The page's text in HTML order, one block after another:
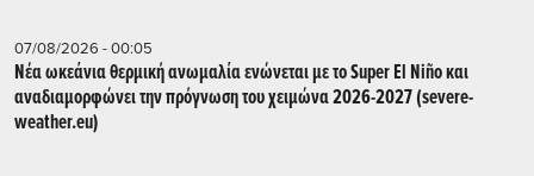
07/08/2026 - 00:05
Νέα ωκεάνια θερμική ανωμαλία ενώνεται με το Super El Niño και
αναδιαμορφώνει την πρόγνωση του χειμώνα 2026-2027 (severe-
weather.eu)